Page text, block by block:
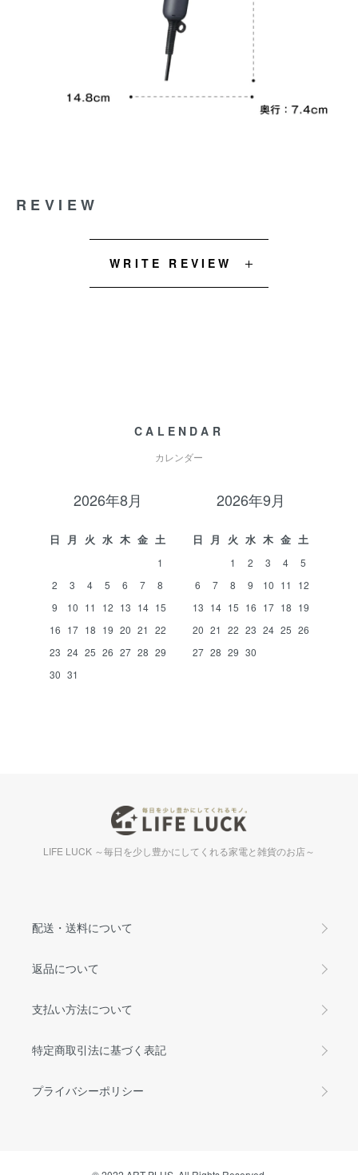
REVIEW
WRITE REVIEW
CALENDAR
カレンダー
2026年8月
日 月 火 水 木 金 土
1
2
3 4 5 6 7
8
9
10 11 12 13 14 15
16 17 18 19 20 21 22
23 24 25 26 27 28 29
30 31
2026年9月
日 月 火 水 木 金 土
1 2 3 4
5
6
7 8 9 10 11
12
13 14 15 16 17 18 19
20 21 22 23 24 25 26
27 28 29 30
LIFE LUCK ～毎日を少し豊かにしてくれる家電と雑貨のお店～
配送・送料について
返品について
支払い方法について
特定商取引法に基づく表記
プライバシーポリシー